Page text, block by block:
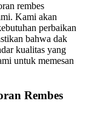
rembes
Kami akan
perbaikan
bahwa dak
kualitas yang
untuk memesan
Rembes